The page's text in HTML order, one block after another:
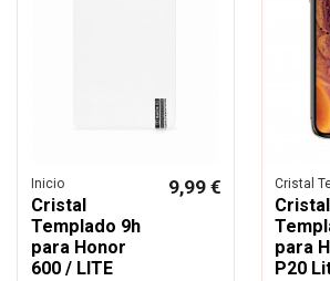
Inicio
Cristal
Templado 9h
para Honor
600 / LITE
9,99 € Cristal
Cristal
para
P20